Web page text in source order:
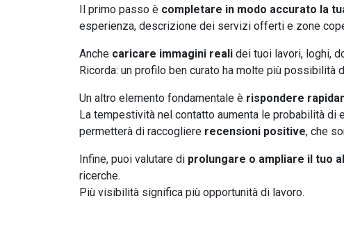
Il primo passo è completare in modo accurato la
esperienza, descrizione dei servizi offerti e zone
Anche caricare immagini reali dei tuoi lavori, loghi,
Ricorda: un profilo ben curato ha molte più
Un altro elemento fondamentale è rispondere
La tempestività nel contatto aumenta le probabilità
permetterà di raccogliere recensioni positive, che
Infine, puoi valutare di prolungare o ampliare il tuo
ricerche.
Più visibilità significa più opportunità di lavoro.